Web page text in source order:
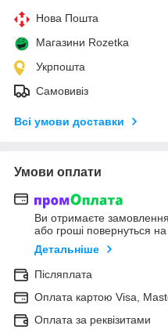
Нова Пошта
Магазини Rozetka
Укрпошта
Самовивіз
Всі умови доставки
Умови оплати
Ви отримаєте замовлення
або гроші повернуться
Детальніше
Післяплата
Оплата картою Visa,
Оплата за реквізитами